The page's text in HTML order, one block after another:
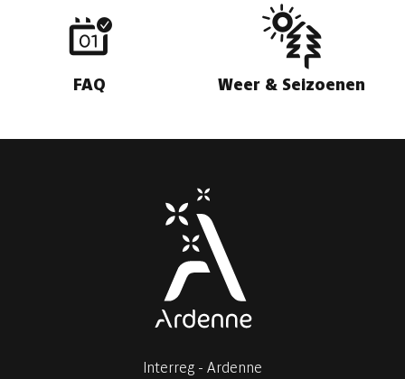
FAQ Weer & Seizoenen
Interreg - Ardenne